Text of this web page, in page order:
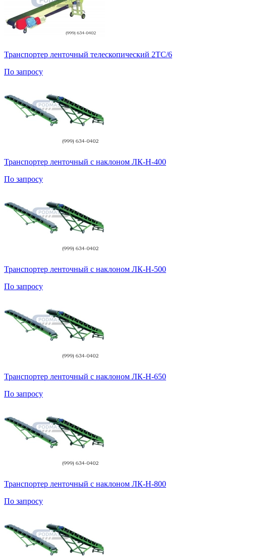
Транспортер ленточный телескопический 2ТС/6
По запросу
Транспортер ленточный с наклоном ЛК-Н-400
По запросу
Транспортер ленточный с наклоном ЛК-Н-500
По запросу
Транспортер ленточный с наклоном ЛК-Н-650
По запросу
Транспортер ленточный с наклоном ЛК-Н-800
По запросу